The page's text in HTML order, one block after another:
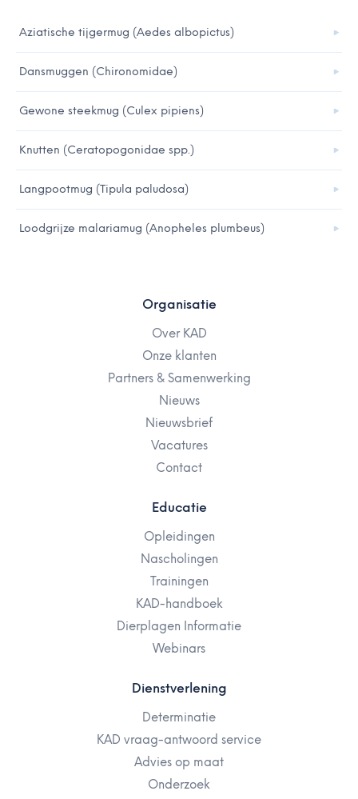
Aziatische tijgermug (Aedes albopictus)
Dansmuggen (Chironomidae)
Gewone steekmug (Culex pipiens)
Knutten (Ceratopogonidae spp.)
Langpootmug (Tipula paludosa)
Loodgrijze malariamug (Anopheles plumbeus)
Organisatie
Over KAD
Onze klanten
Partners & Samenwerking
Nieuws
Nieuwsbrief
Vacatures
Contact
Educatie
Opleidingen
Nascholingen
Trainingen
KAD-handboek
Dierplagen Informatie
Webinars
Dienstverlening
Determinatie
KAD vraag-antwoord service
Advies op maat
Onderzoek